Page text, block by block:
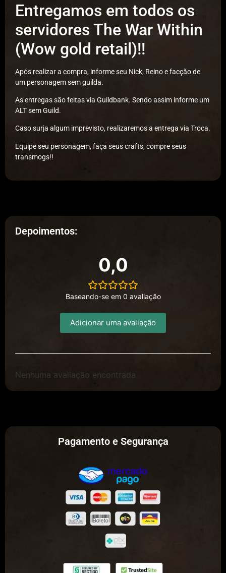
Entregamos em todos os
servidores The War Within
(Wow gold retail)!!
Após realizar a compra, informe seu Nick, Reino e facção de
um personagem sem guilda.
As entregas são feitas via Guildbank. Sendo assim informe um
ALT sem Guild.
Caso surja algum imprevisto, realizaremos a entrega via Troca.
Equipe seu personagem, faça seus crafts, compre seus
transmogs!!
Depoimentos:
0,0
Baseando-se em 0 avaliação
Adicionar uma avaliação
Nenhuma avaliação encontrada
Pagamento e Segurança